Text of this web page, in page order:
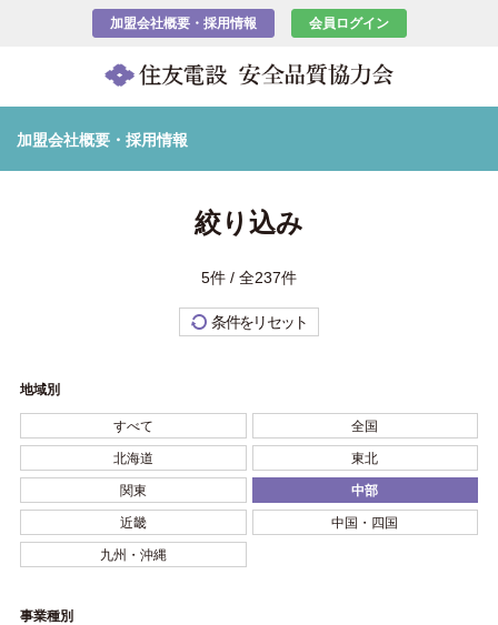
加盟会社概要・採用情報 会員ログイン
加盟会社概要・採用情報
絞り込み
5件 / 全237件
条件をリセット
地域別
すべて 全国
北海道 東北
関東 中部
近畿 中国・四国
九州・沖縄
事業種別